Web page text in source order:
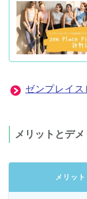
ゼンプレイ
メリットとデメ
メリット